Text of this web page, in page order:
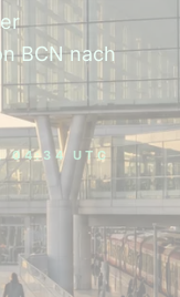
BCN nach
04:34 UTC